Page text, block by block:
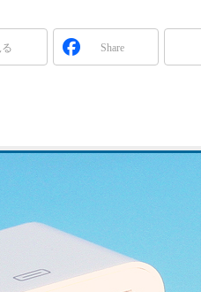
る Share